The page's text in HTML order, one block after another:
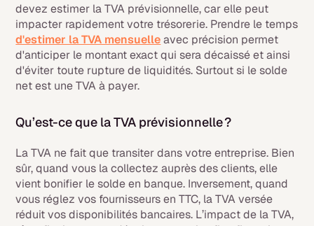
devez estimer la TVA prévisionnelle, car elle peut
impacter rapidement votre trésorerie. Prendre le temps
d'estimer la TVA mensuelleavec précision permet
d'anticiper le montant exact qui sera décaissé et ainsi
d'éviter toute rupture de liquidités. Surtout si le solde
net est une TVA à payer.
Qu’est-ce que la TVA prévisionnelle ?
La TVA ne fait que transiter dans votre entreprise. Bien
sûr, quand vous la collectez auprès des clients, elle
vient bonifier le solde en banque. Inversement, quand
vous réglez vos fournisseurs en TTC, la TVA versée
réduit vos disponibilités bancaires. L’impact de la TVA,